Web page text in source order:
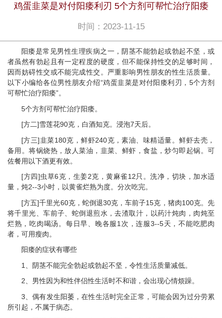
鸡蛋韭菜是对付阳痿利刃 5个方剂可帮忙治疗阳痿
时间：2023-11-15
阳痿是常见男性生理疾病之一，阴茎不能勃起或勃起不坚，或
者虽然有勃起且有一定程度的硬度，但不能保持性交的足够时间，
因而妨碍性交或不能完成性交。严重影响男性朋友的性生活质量。
以下小编给各位男性朋友介绍“鸡蛋韭菜是对付阳痿利刃，5个方剂
可帮忙治疗阳痿”。
5个方剂可帮忙治疗阳痿。
[方二]雪莲花90克，白酒知克。浸泡7天后。
[方三]韭菜180克，鲜虾240克，素油、味精适量。鲜虾去壳，
备用。将锅烧热，放人菜油，韭菜、鲜虾，食盐，炒匀即起锅。可
佐餐用以下酒更有效。
[方四]虫草6克，生姜2克，黄麻雀12只。洗净，切块，加水适
量，炖2--3小时，以黄雀烂熟为度。分次吃完。
[方五]千里光60克，蛇倒退30克，车前子15克，猪肉100克。先
将千里光、车前子、蛇倒退煎水，去渣取汁，以药汁炖肉，肉炖至
烂熟，吃肉喝汤。每日早、晚各服1次，连服3--5天，不能吃肥肉
者，可用瘦肉。
阳痿的症状有哪些
1、阴茎不能完全勃起或勃起不坚，令性生活质量减低。
2、男性因为和性伴侣性生活时不和谐，会出现心情烦躁。
3、偶有发生阳萎，在性生活时完全正常，可能会因为过分劳累
所引起，不属于病态。